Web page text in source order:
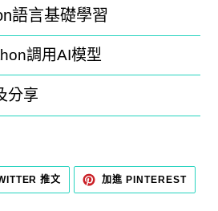
語言基礎學習
調用AI模型
分享
推文
TWITTER
上
加進 PINTEREST加